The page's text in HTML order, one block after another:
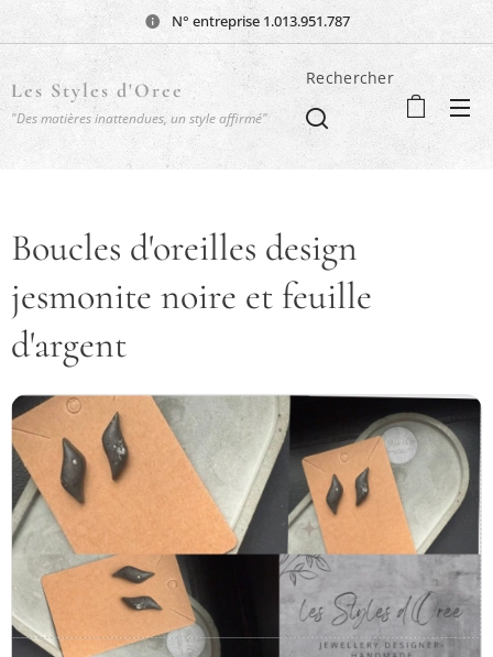
N° entreprise 1.013.951.787
Les Styles d'Oree
"Des matières inattendues, un style affirmé"
Rechercher
Boucles d'oreilles design
jesmonite noire et feuille
d'argent